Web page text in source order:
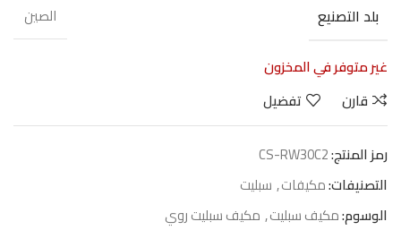
بلد التصنيع
الصين
غير متوفر في المخزون
قارن
تفضيل
رمز المنتج:CS-RW30C2
التصنيفات:مكيفات, سبليت
الوسوم:مكيف سبليت, مكيف سبليت روي